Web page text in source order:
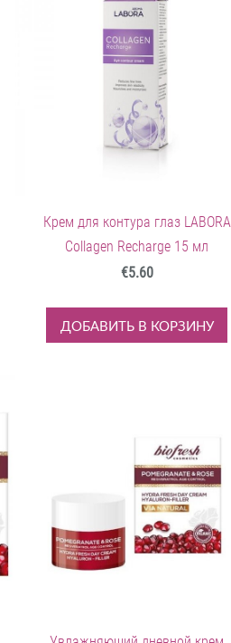
Крем для контура глаз LABORA
Collagen Recharge 15 мл
€5.60
ДОБАВИТЬ В КОРЗИНУ